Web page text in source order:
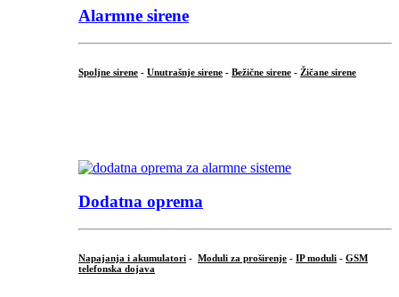
Alarmne sirene
Spoljne sirene - Unutrašnje sirene - Bežične sirene - Žičane sirene
Dodatna oprema
Napajanja i akumulatori - Moduli za proširenje - IP moduli - GSM
telefonska dojava